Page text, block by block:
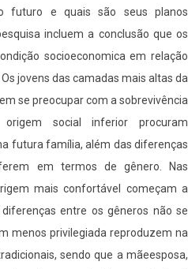
futuro e quais são seus planos
incluem a conclusão que os
socioeconomica em relação
jovens das camadas mais altas da
se preocupar com a sobrevivência
social inferior procuram
futura família, além das diferenças
em termos de gênero. Nas
mais confortável começam a
entre os gêneros não se
menos privilegiada reproduzem na
sendo que a mãeesposa,